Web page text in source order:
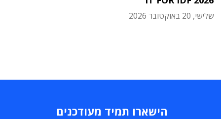
שלישי, 20 באוקטובר 2026
הישארו תמיד מעודכנים